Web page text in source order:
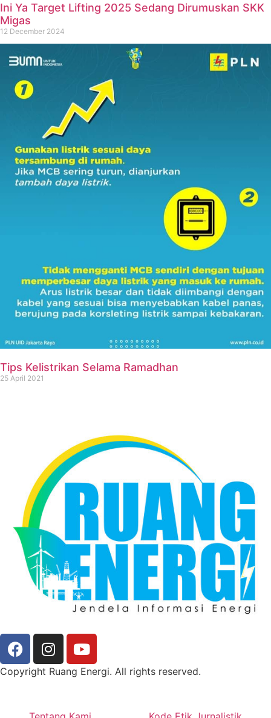
Ini Ya Target Lifting 2025 Sedang Dirumuskan SKK
Migas
12 December 2024
Tips Kelistrikan Selama Ramadhan
25 April 2021
Copyright Ruang Energi. All rights reserved.